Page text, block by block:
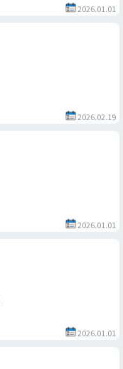
2026.01.01
2026.02.19
2026.01.01
2026.01.01